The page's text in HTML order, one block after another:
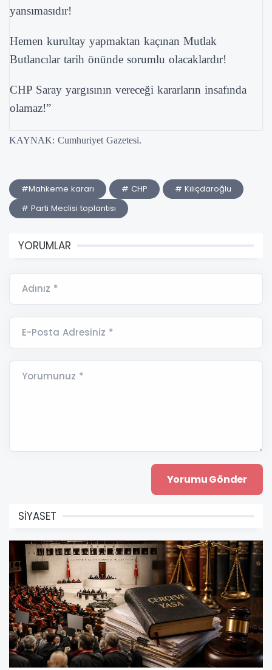
yansımasıdır!
Hemen kurultay yapmaktan kaçınan Mutlak
Butlancılar tarih önünde sorumlu olacaklardır!
CHP Saray yargısının vereceği kararların insafında
olamaz!”
KAYNAK: Cumhuriyet Gazetesi.
#Mahkeme kararı # CHP
# Kılıçdaroğlu
# Parti Meclisi toplantısı
YORUMLAR
Adınız *
E-Posta Adresiniz *
Yorumunuz *
SİYASET